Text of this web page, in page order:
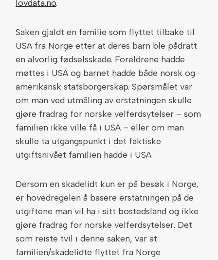
lovdata.no.
Saken gjaldt en familie som flyttet tilbake til
USA fra Norge etter at deres barn ble pådratt
en alvorlig fødselsskade. Foreldrene hadde
møttes i USA og barnet hadde både norsk og
amerikansk statsborgerskap. Spørsmålet var
om man ved utmåling av erstatningen skulle
gjøre fradrag for norske velferdsytelser – som
familien ikke ville få i USA – eller om man
skulle ta utgangspunkt i det faktiske
utgiftsnivået familien hadde i USA.
Dersom en skadelidt kun er på besøk i Norge,
er hovedregelen å basere erstatningen på de
utgiftene man vil ha i sitt bostedsland og ikke
gjøre fradrag for norske velferdsytelser. Det
som reiste tvil i denne saken, var at
familien/skadelidte flyttet fra Norge